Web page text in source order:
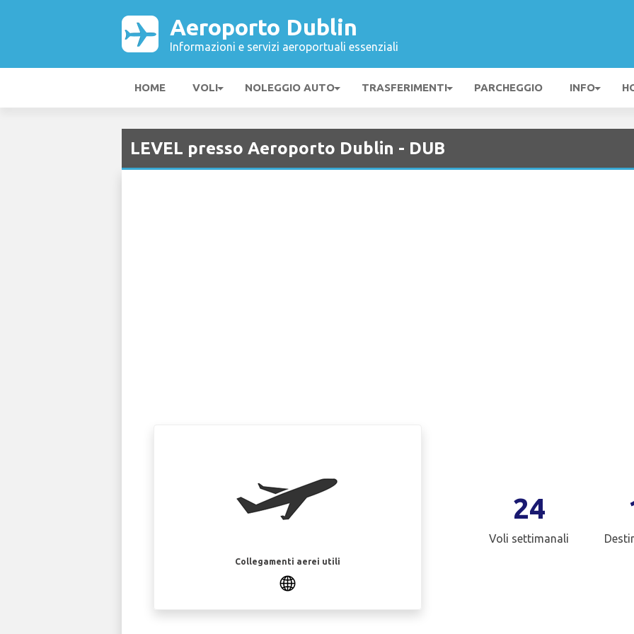
Aeroporto Dublin
Informazioni e servizi aeroportuali essenziali
HOME VOLI NOLEGGIO AUTO TRASFERIMENTI PARCHEGGIO INFO
LEVEL presso Aeroporto Dublin - DUB
Collegamenti aerei utili
24
Voli settimanali